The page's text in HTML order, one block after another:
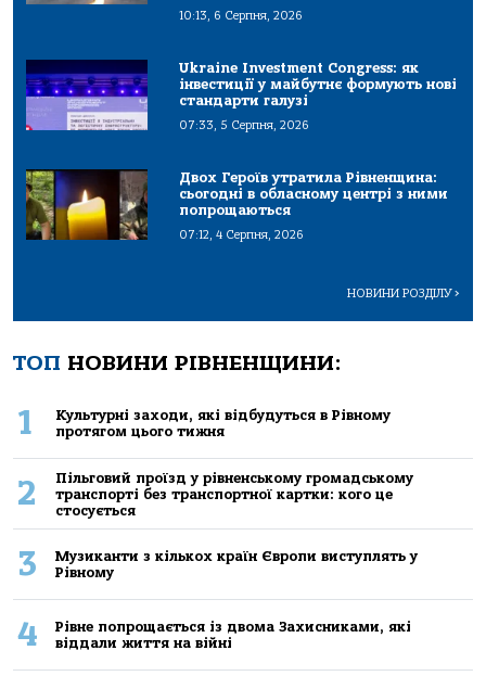
10:13, 6 Серпня, 2026
Ukraine Investment Congress: як
інвестиції у майбутнє формують нові
стандарти галузі
07:33, 5 Серпня, 2026
Двох Героїв утратила Рівненщина:
сьогодні в обласному центрі з ними
попрощаються
07:12, 4 Серпня, 2026
НОВИНИ РОЗДІЛУ>
ТОП НОВИНИ РІВНЕНЩИНИ:
1
Культурні заходи, які відбудуться в Рівному
протягом цього тижня
2
Пільговий проїзд у рівненському громадському
транспорті без транспортної картки: кого це
стосується
3
Музиканти з кількох країн Європи виступлять у
Рівному
4
Рівне попрощається із двома Захисниками, які
віддали життя на війні